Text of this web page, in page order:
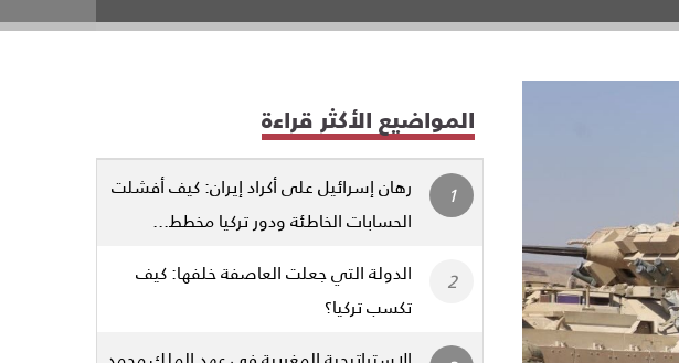
المواضيع الأكثر قراءة
رهان إسرائيل على أكراد إيران: كيف أفشلت
الحسابات الخاطئة ودور تركيا مخطط...
الدولة التي جعلت العاصفة خلفها: كيف
تكسب تركيا؟